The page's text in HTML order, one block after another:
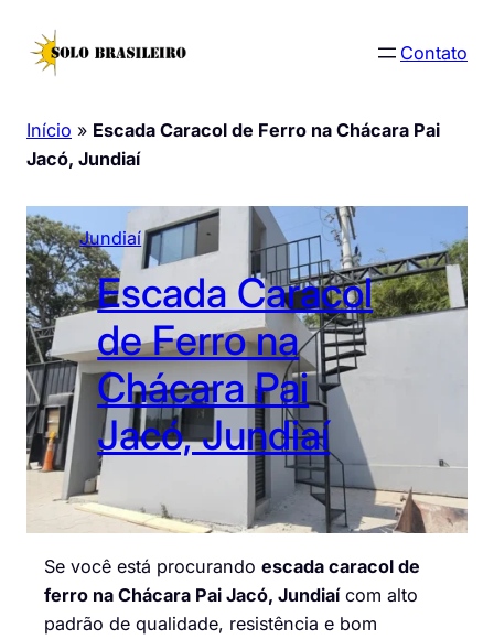
para
Contato
Início » Escada Caracol de Ferro na Chácara Pai
Jacó, Jundiaí
Jundiaí
Escada Caracol
de Ferro na
Chácara Pai
Jacó, Jundiaí
Se você está procurando escada caracol de
ferro na Chácara Pai Jacó, Jundiaícom alto
padrão de qualidade, resistência e bom